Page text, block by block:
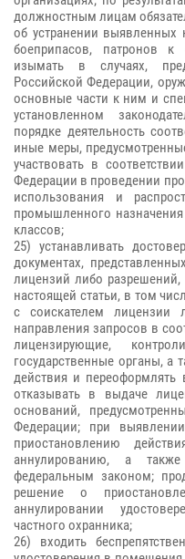
должностным лицам
об устранении выявленных
боеприпасов, патронов
изымать в случаях,
Российской Федерации,
основные части к ним и
установленном
порядке деятельность
иные меры,
участвовать в
Федерации в проведении
использования и
промышленного
классов;
25) устанавливать
документах,
лицензий либо
настоящей статьи, в том
с соискателем лицензии
направления запросов в
лицензирующие,
государственные органы, а
действия и
отказывать в выдаче
оснований,
Федерации; при
приостановлению
аннулированию, а
федеральным законом;
решение о
аннулировании
частного охранника;
26) входить